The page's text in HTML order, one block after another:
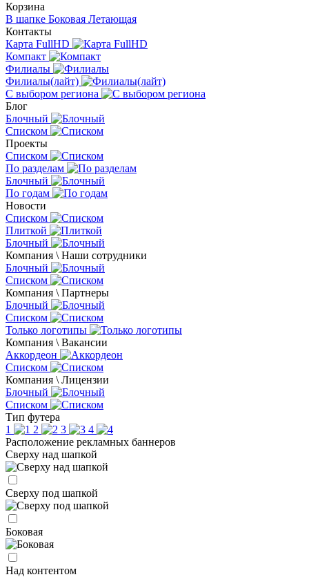
Корзина
В шапке Боковая Летающая
Контакты
Карта FullHD
Компакт
Филиалы
Филиалы(лайт)
С выбором региона
Блог
Блочный
Списком
Проекты
Списком
По разделам
Блочный
По годам
Новости
Списком
Плиткой
Блочный
Компания \ Наши сотрудники
Блочный
Списком
Компания \ Партнеры
Блочный
Списком
Только логотипы
Компания \ Вакансии
Аккордеон
Списком
Компания \ Лицензии
Блочный
Списком
Тип футера
1
2 3
4
Расположение рекламных баннеров
Сверху над шапкой
Сверху под шапкой
Боковая
Над контентом